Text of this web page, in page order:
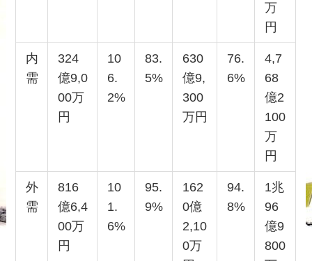
万
円
内
需
324
億9,0
00万
円
10
6.
2%
83.
5%
630
億9,
300
万円
76.
6%
4,7
68
億2
100
万
円
外
需
816
億6,4
00万
円
10
1.
6%
95.
9%
162
0億
2,10
0万
94.
8%
1兆
96
億9
800